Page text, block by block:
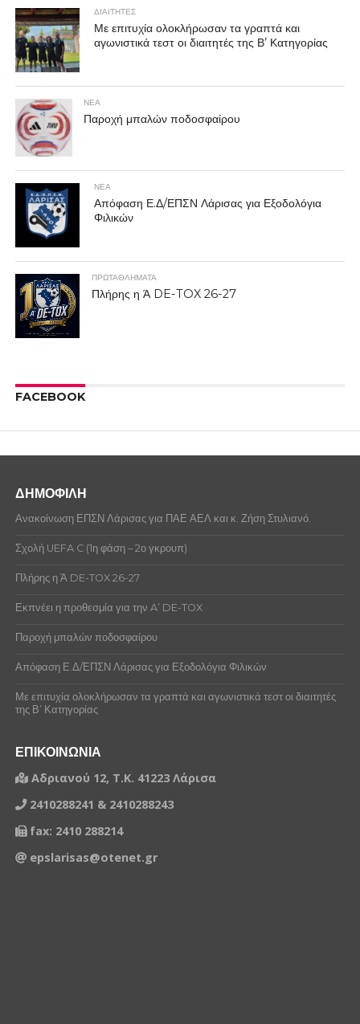
ΔΙΑΙΤΗΤΕΣ
Με επιτυχία ολοκλήρωσαν τα γραπτά και
αγωνιστικά τεστ οι διαιτητές της Β’ Κατηγορίας
ΝΕΑ
Παροχή μπαλών ποδοσφαίρου
ΝΕΑ
Απόφαση Ε.Δ/ΕΠΣΝ Λάρισας για Εξοδολόγια
Φιλικών
ΠΡΩΤΑΘΛΉΜΑΤΑ
Πλήρης η Ά DE-TOX 26-27
FACEBOOK
ΔΗΜΟΦΙΛΗ
Ανακοίνωση ΕΠΣΝ Λάρισας για ΠΑΕ ΑΕΛ και κ. Ζήση Στυλιανό.
Σχολή UEFA C (1η φάση – 2ο γκρουπ)
Πλήρης η Ά DE-TOX 26-27
Εκπνέει η προθεσμία για την A’ DE-TOX
Παροχή μπαλών ποδοσφαίρου
Απόφαση Ε.Δ/ΕΠΣΝ Λάρισας για Εξοδολόγια Φιλικών
Με επιτυχία ολοκλήρωσαν τα γραπτά και αγωνιστικά τεστ οι διαιτητές
της Β’ Κατηγορίας
ΕΠΙΚΟΙΝΩΝΙΑ
Αδριανού 12, Τ.Κ. 41223 Λάρισα
2410288241 & 2410288243
fax: 2410 288214
epslarisas@otenet.gr